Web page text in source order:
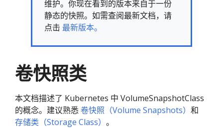
维护。你现在看到的版本来自于一份
静态的快照。如需查阅最新文档，请
点击 最新版本。
卷快照类
本文档描述了 Kubernetes 中 VolumeSnapshotClass
的概念。建议熟悉卷快照（Volume Snapshots） 和
存储类（Storage Class） 。